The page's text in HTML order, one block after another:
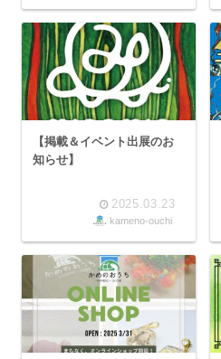
【掲載＆イベント出展のお
知らせ】
2025.03.23
kameno-ouchi